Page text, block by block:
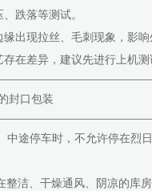
跌落等测试。
出现拉丝、毛刺现象，影响
在差异，建议先进行上机测
封口包装
中途停车时，不允许停在烈
洁、干燥通风、阴凉的库